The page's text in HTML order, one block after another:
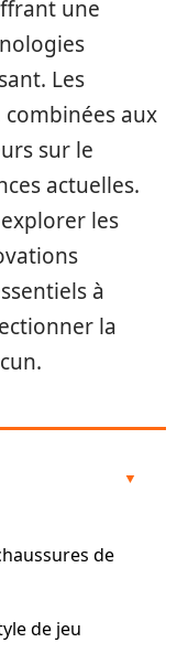
une
Les
aux
sur le
actuelles.
les
à
la
de
de jeu